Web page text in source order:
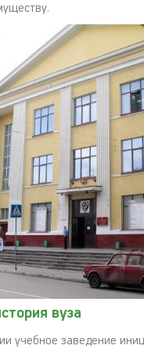
вуза
учебное заведение